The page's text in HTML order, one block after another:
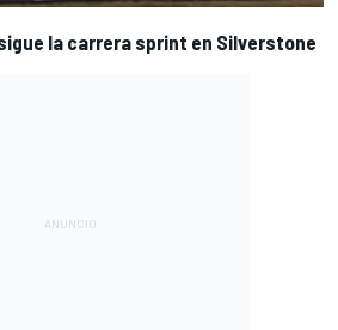
sigue la carrera sprint en Silverstone